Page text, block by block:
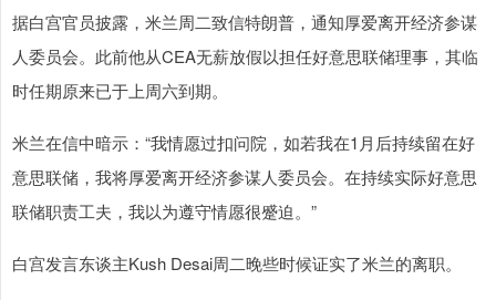
据白宫官员披露，米兰周二致信特朗普，通知厚爱离开经济参谋
人委员会。此前他从CEA无薪放假以担任好意思联储理事，其临
时任期原来已于上周六到期。
米兰在信中暗示：“我情愿过扣问院，如若我在1月后持续留在好
意思联储，我将厚爱离开经济参谋人委员会。在持续实际好意思
联储职责工夫，我以为遵守情愿很蹙迫。”
白宫发言东谈主Kush Desai周二晚些时候证实了米兰的离职。